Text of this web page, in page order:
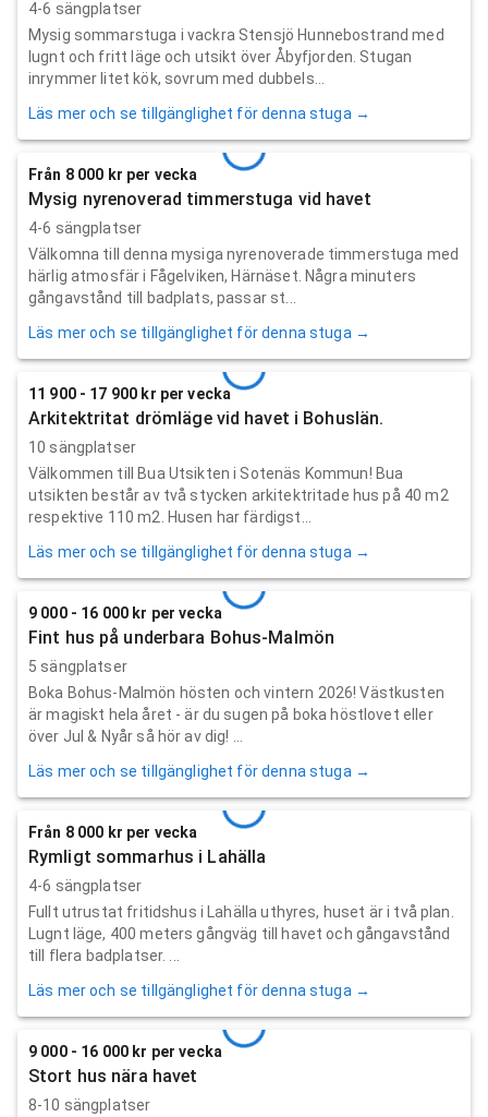
4-6 sängplatser
Mysig sommarstuga i vackra Stensjö Hunnebostrand med
lugnt och fritt läge och utsikt över Åbyfjorden. Stugan
inrymmer litet kök, sovrum med dubbels...
Läs mer och se tillgänglighet för denna stuga →
Från 8 000 kr per vecka
Mysig nyrenoverad timmerstuga vid havet
4-6 sängplatser
Välkomna till denna mysiga nyrenoverade timmerstuga med
härlig atmosfär i Fågelviken, Härnäset. Några minuters
gångavstånd till badplats, passar st...
Läs mer och se tillgänglighet för denna stuga →
11 900 - 17 900 kr per vecka
Arkitektritat drömläge vid havet i Bohuslän.
10 sängplatser
Välkommen till Bua Utsikten i Sotenäs Kommun! Bua
utsikten består av två stycken arkitektritade hus på 40 m2
respektive 110 m2. Husen har färdigst...
Läs mer och se tillgänglighet för denna stuga →
9 000 - 16 000 kr per vecka
Fint hus på underbara Bohus-Malmön
5 sängplatser
Boka Bohus-Malmön hösten och vintern 2026! Västkusten
är magiskt hela året - är du sugen på boka höstlovet eller
över Jul & Nyår så hör av dig! ...
Läs mer och se tillgänglighet för denna stuga →
Från 8 000 kr per vecka
Rymligt sommarhus i Lahälla
4-6 sängplatser
Fullt utrustat fritidshus i Lahälla uthyres, huset är i två plan.
Lugnt läge, 400 meters gångväg till havet och gångavstånd
till flera badplatser. ...
Läs mer och se tillgänglighet för denna stuga →
9 000 - 16 000 kr per vecka
Stort hus nära havet
8-10 sängplatser